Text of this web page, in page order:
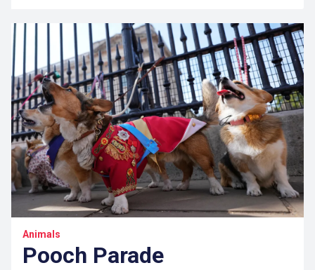
Animals
Pooch Parade